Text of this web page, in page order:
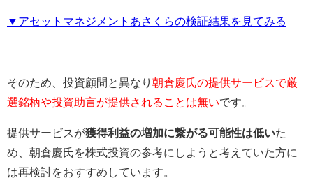
▼アセットマネジメントあさくらの検証結果を見てみる
そのため、投資顧問と異なり 朝倉慶氏の提供サービスで厳
選銘柄や投資助言が提供されることは無いです。
提供サービスが獲得利益の増加に繋がる可能性は低いた
め、朝倉慶氏を株式投資の参考にしようと考えていた方に
は再検討をおすすめしています。